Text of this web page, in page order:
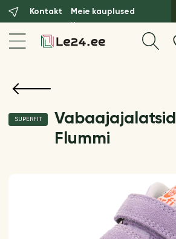
Kontakt Meie kauplused
SUPERFIT
Flummi